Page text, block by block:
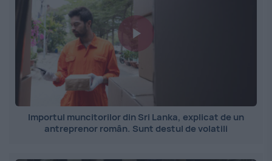
Importul muncitorilor din Sri Lanka, explicat de un
antreprenor român. Sunt destul de volatili